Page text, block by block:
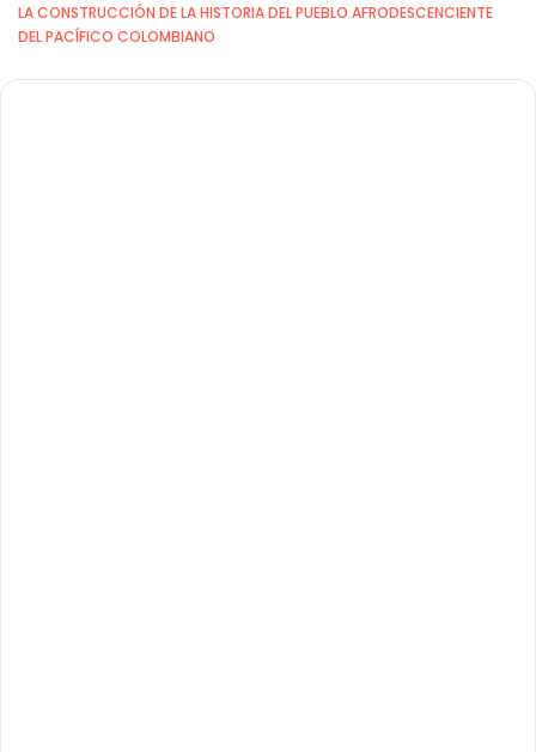
LA CONSTRUCCIÓN DE LA HISTORIA DEL PUEBLO AFRODESCENCIENTE
DEL PACÍFICO COLOMBIANO